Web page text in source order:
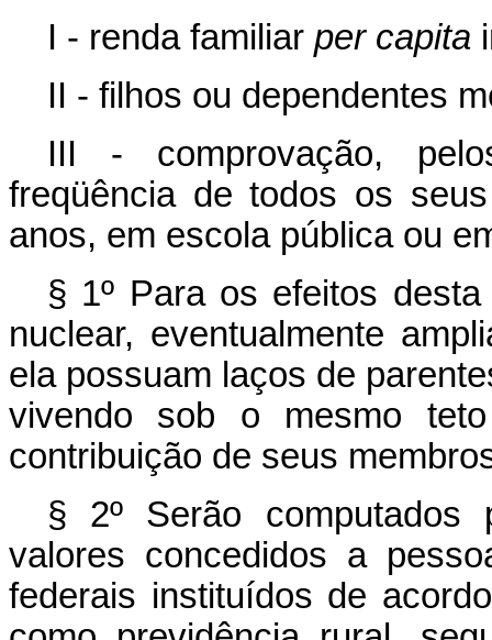
I - renda familiar per capita
II - filhos ou dependentes
III - comprovação,
freqüência de todos os
anos, em escola pública ou
§ 1º Para os efeitos
nuclear, eventualmente
ela possuam laços de
vivendo sob o mesmo
contribuição de seus
§ 2º Serão
valores concedidos a
federais instituídos de